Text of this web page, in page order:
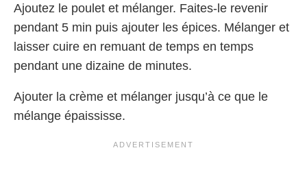
Ajoutez le poulet et mélanger. Faites-le revenir
pendant 5 min puis ajouter les épices. Mélanger et
laisser cuire en remuant de temps en temps
pendant une dizaine de minutes.
Ajouter la crème et mélanger jusqu’à ce que le
mélange épaississe.